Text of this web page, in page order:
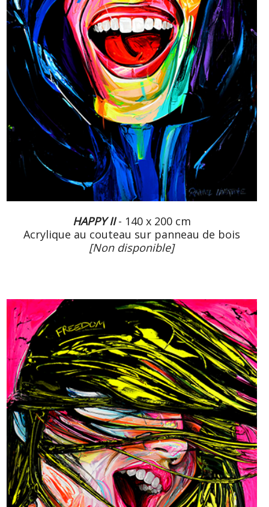
HAPPY II- 140 x 200 cm
Acrylique au couteau sur panneau de bois
[Non disponible]